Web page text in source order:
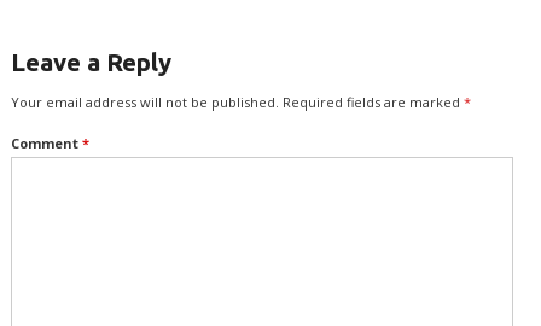
Leave a Reply
Your email address will not be published. Required fields are marked *
Comment *